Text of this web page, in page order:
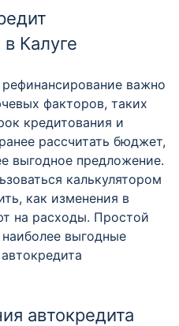
Калуге
важно
факторов, таких
кредитования и
рассчитать бюджет,
выгодное предложение.
калькулятором
как изменения в
на расходы. Простой
выгодные
автокредита